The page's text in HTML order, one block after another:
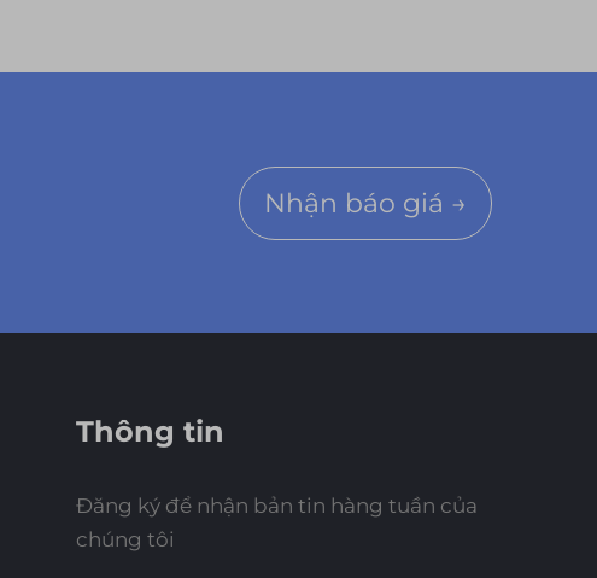
Nhận báo giá →
Thông tin
Đăng ký để nhận bản tin hàng tuần của
chúng tôi